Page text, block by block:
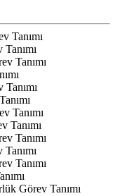
Tanımı
Tanımı
Tanımı
Tanımı
Tanımı
Tanımı
Görev Tanımı